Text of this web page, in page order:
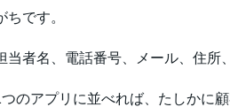
ちです。
当者名、電話番号、メール、住所
のアプリに並べれば、たしかに顧